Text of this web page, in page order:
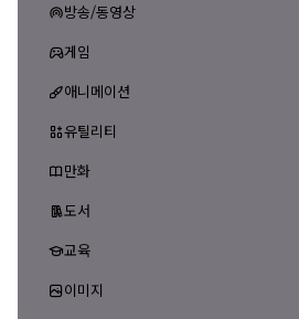
방송/동영상
게임
애니메이션
유틸리티
만화
도서
교육
이미지